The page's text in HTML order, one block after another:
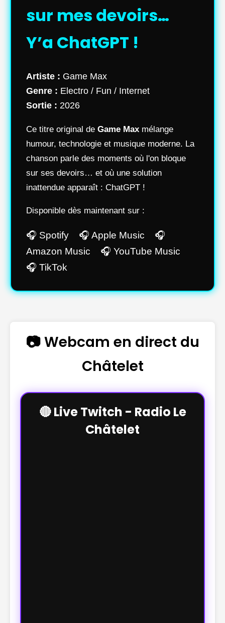
sur mes devoirs…
Y’a ChatGPT !
Artiste : Game Max
Genre : Electro / Fun / Internet
Sortie : 2026
Ce titre original de Game Max mélange
humour, technologie et musique moderne. La
chanson parle des moments où l'on bloque
sur ses devoirs… et où une solution
inattendue apparaît : ChatGPT !
Disponible dès maintenant sur :
🎧 Spotify 🎧 Apple Music 🎧
Amazon Music 🎧 YouTube Music
🎧 TikTok
📷 Webcam en direct du
Châtelet
🔴 Live Twitch - Radio Le
Châtelet